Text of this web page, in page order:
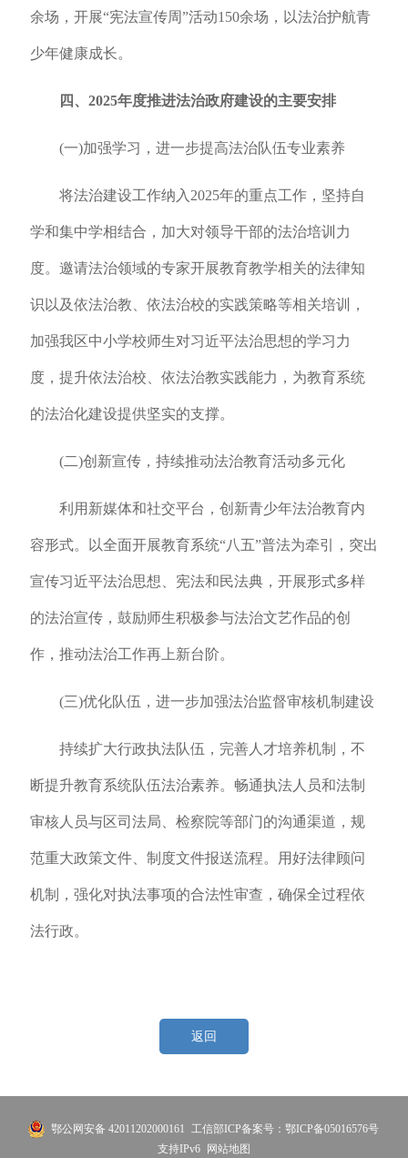
余场，开展“宪法宣传周”活动150余场，以法治护航青
少年健康成长。
四、2025年度推进法治政府建设的主要安排
(一)加强学习，进一步提高法治队伍专业素养
将法治建设工作纳入2025年的重点工作，坚持自
学和集中学相结合，加大对领导干部的法治培训力
度。邀请法治领域的专家开展教育教学相关的法律知
识以及依法治教、依法治校的实践策略等相关培训，
加强我区中小学校师生对习近平法治思想的学习力
度，提升依法治校、依法治教实践能力，为教育系统
的法治化建设提供坚实的支撑。
(二)创新宣传，持续推动法治教育活动多元化
利用新媒体和社交平台，创新青少年法治教育内
容形式。以全面开展教育系统“八五”普法为牵引，突出
宣传习近平法治思想、宪法和民法典，开展形式多样
的法治宣传，鼓励师生积极参与法治文艺作品的创
作，推动法治工作再上新台阶。
(三)优化队伍，进一步加强法治监督审核机制建设
持续扩大行政执法队伍，完善人才培养机制，不
断提升教育系统队伍法治素养。畅通执法人员和法制
审核人员与区司法局、检察院等部门的沟通渠道，规
范重大政策文件、制度文件报送流程。用好法律顾问
机制，强化对执法事项的合法性审查，确保全过程依
法行政。
返回
鄂公网安备 42011202000161
工信部ICP备案号：鄂ICP备05016576号
支持IPv6 网站地图